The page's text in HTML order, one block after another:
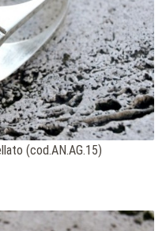
(cod.AN.AG.15)